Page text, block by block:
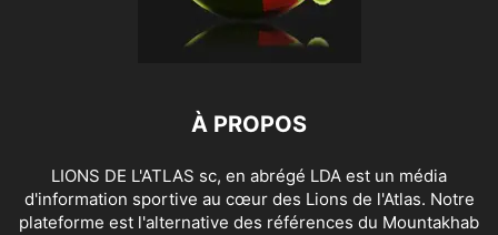
À PROPOS
LIONS DE L'ATLAS sc, en abrégé LDA est un média
d'information sportive au cœur des Lions de l'Atlas. Notre
plateforme est l'alternative des références du Mountakhab